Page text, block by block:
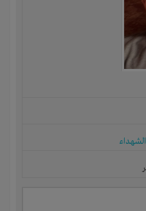
الشهداء